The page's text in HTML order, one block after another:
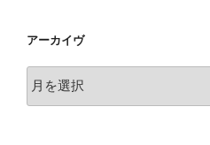
アーカイヴ
ー